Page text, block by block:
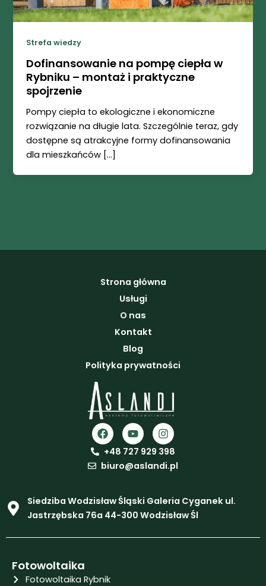
Strefa wiedzy
Dofinansowanie na pompę ciepła w
Rybniku – montaż i praktyczne
spojrzenie
Pompy ciepła to ekologiczne i ekonomiczne
rozwiązanie na długie lata. Szczególnie teraz, gdy
dostępne są atrakcyjne formy dofinansowania
dla mieszkańców […]
Strona główna
Usługi
O nas
Kontakt
Blog
Polityka prywatności
F
a
c
e
b
k
Y
o
u
t
u
I
n
s
t
a
a
m
+48 727 929 398
biuro@aslandi.pl
Siedziba Wodzisław Śląski Galeria Cyganek ul.
Jastrzębska 76a 44-300 Wodzisław Śl
Fotowoltaika
Fotowoltaika Rybnik